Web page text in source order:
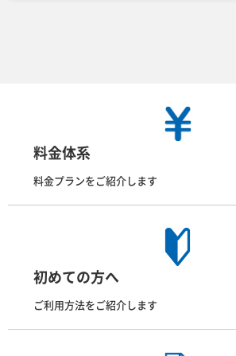
料金体系
料金プランをご紹介します
初めての方へ
ご利用方法をご紹介します